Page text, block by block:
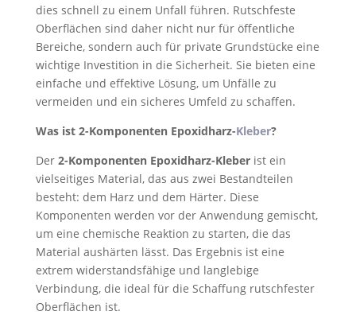
dies schnell zu einem Unfall führen. Rutschfeste
Oberflächen sind daher nicht nur für öffentliche
Bereiche, sondern auch für private Grundstücke eine
wichtige Investition in die Sicherheit. Sie bieten eine
einfache und effektive Lösung, um Unfälle zu
vermeiden und ein sicheres Umfeld zu schaffen.
Was ist 2-Komponenten Epoxidharz-Kleber?
Der 2-Komponenten Epoxidharz-Kleberist ein
vielseitiges Material, das aus zwei Bestandteilen
besteht: dem Harz und dem Härter. Diese
Komponenten werden vor der Anwendung gemischt,
um eine chemische Reaktion zu starten, die das
Material aushärten lässt. Das Ergebnis ist eine
extrem widerstandsfähige und langlebige
Verbindung, die ideal für die Schaffung rutschfester
Oberflächen ist.